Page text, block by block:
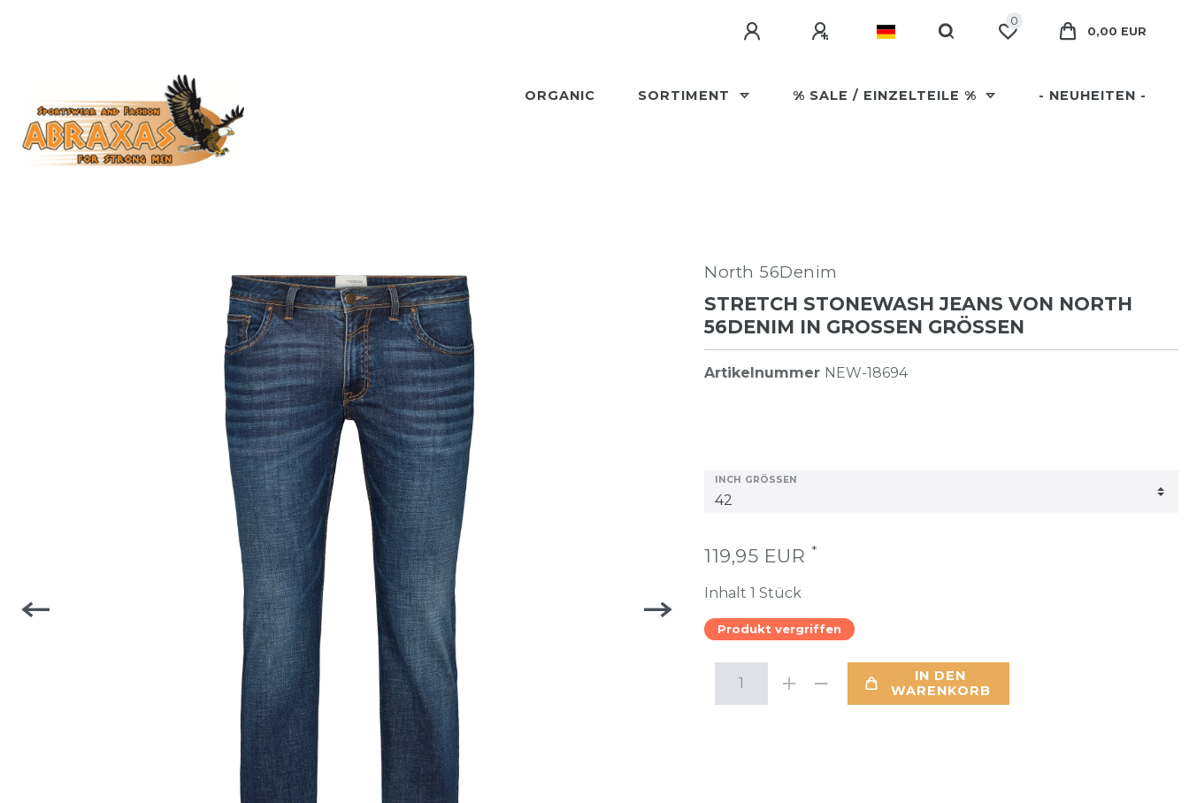
0
0,00 EUR
ORGANIC SORTIMENT % SALE / EINZELTEILE % - NEUHEITEN -
North 56Denim
STRETCH STONEWASH JEANS VON NORTH
56DENIM IN GROSSEN GRÖSSEN
Artikelnummer NEW-18694
INCH GRÖSSEN
119,95 EUR *
Inhalt 1 Stück
Produkt vergriffen
IN DEN
WARENKORB